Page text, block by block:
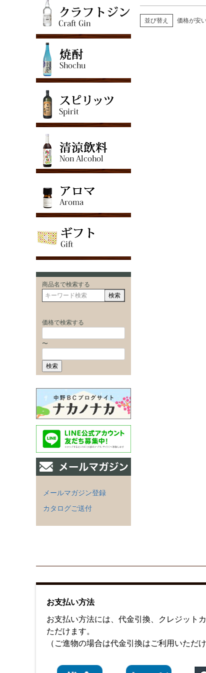
商品名で検索する
検索
価格で検索する
〜
検索
メールマガジン登録
カタログご送付
並び替え 価格が安
お支払い方法
お支払い方法には、代金引換、クレジット
ただけます。
（ご進物の場合は代金引換はご利用いただ